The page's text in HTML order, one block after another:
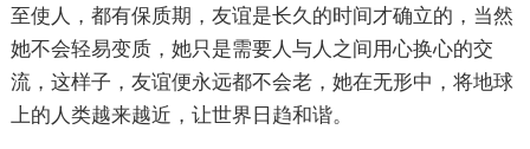
至使人，都有保质期，友谊是长久的时间才确立的，当然
她不会轻易变质，她只是需要人与人之间用心换心的交
流，这样子，友谊便永远都不会老，她在无形中，将地球
上的人类越来越近，让世界日趋和谐。